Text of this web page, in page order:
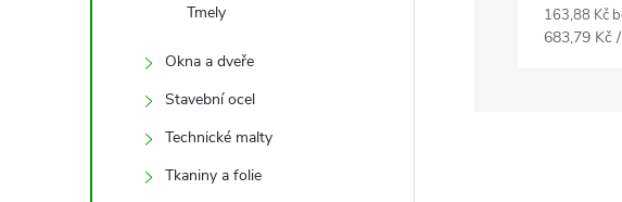
Tmely
Okna a dveře
Stavební ocel
Technické malty
Tkaniny a folie
163,88 Kč
Měrná
683,79 Kč